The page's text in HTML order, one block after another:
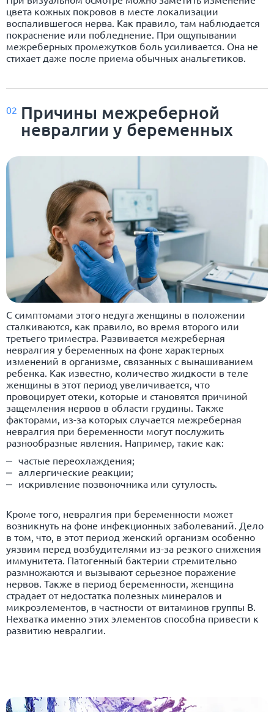
цвета кожных покровов в месте локализации
воспалившегося нерва. Как правило, там наблюдается
покраснение или побледнение. При ощупывании
межреберных промежутков боль усиливается. Она не
стихает даже после приема обычных анальгетиков.
02 Причины межреберной
невралгии у беременных
С симптомами этого недуга женщины в положении
сталкиваются, как правило, во время второго или
третьего триместра. Развивается межреберная
невралгия у беременных на фоне характерных
изменений в организме, связанных с вынашиванием
ребенка. Как известно, количество жидкости в теле
женщины в этот период увеличивается, что
провоцирует отеки, которые и становятся причиной
защемления нервов в области грудины. Также
факторами, из-за которых случается межреберная
невралгия при беременности могут послужить
разнообразные явления. Например, такие как:
частые переохлаждения;
аллергические реакции;
искривление позвоночника или сутулость.
Кроме того, невралгия при беременности может
возникнуть на фоне инфекционных заболеваний. Дело
в том, что, в этот период женский организм особенно
уязвим перед возбудителями из-за резкого снижения
иммунитета. Патогенный бактерии стремительно
размножаются и вызывают серьезное поражение
нервов. Также в период беременности, женщина
страдает от недостатка полезных минералов и
микроэлементов, в частности от витаминов группы В.
Нехватка именно этих элементов способна привести к
развитию невралгии.